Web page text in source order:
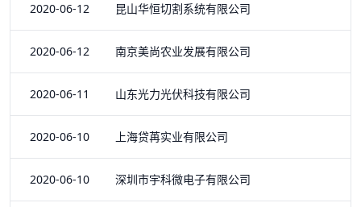
2020-06-12 昆山华恒切割系统有限公司
2020-06-12 南京美尚农业发展有限公司
2020-06-11 山东光力光伏科技有限公司
2020-06-10 上海贷苒实业有限公司
2020-06-10 深圳市宇科微电子有限公司